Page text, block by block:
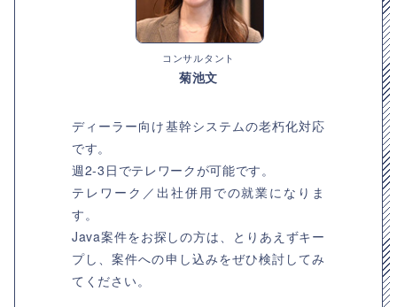
コンサルタント
菊池文
ディーラー向け基幹システムの老朽化対応
です。
週2-3日でテレワークが可能です。
テレワーク／出社併用での就業になりま
す。
Java案件をお探しの方は、とりあえずキー
プし、案件への申し込みをぜひ検討してみ
てください。